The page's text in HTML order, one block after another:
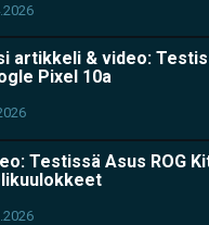
artikkeli & video:
Pixel 10a
Testissä Asus ROG